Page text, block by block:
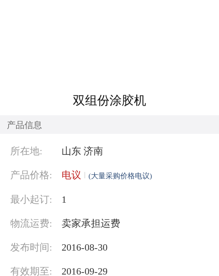
双组份涂胶机
产品信息
所在地: 山东 济南
产品价格: 电议 (大量采购价格电议)
最小起订: 1
物流运费: 卖家承担运费
发布时间: 2016-08-30
有效期至: 2016-09-29